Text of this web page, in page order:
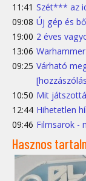
11:41 Szét*** az
09:08 Új gép és
19:00 2 éves
13:06
09:25 Várható
10:50 Mit
12:44 Hihetetlen
09:46 Filmsarok -
Hasznos